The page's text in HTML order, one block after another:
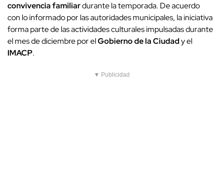
convivencia familiardurante la temporada. De acuerdo
con lo informado por las autoridades municipales, la iniciativa
forma parte de las actividades culturales impulsadas durante
el mes de diciembre por elGobierno de la Ciudady el
IMACP.
▼ Publicidad